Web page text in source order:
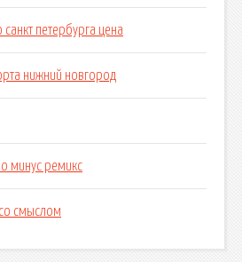
петербурга цена
нижний новгород
минус ремикс
смыслом